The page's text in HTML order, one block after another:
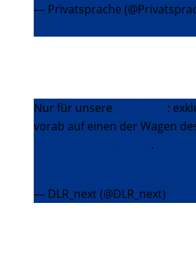
— Privatsprache
Nur für unsere
:
vorab auf einen der Wagen
.
— DLR_next (@DLR_next)